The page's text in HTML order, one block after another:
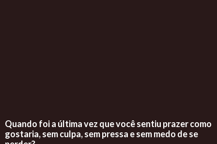
Quando foi a última vez que você sentiu prazer como
gostaria, sem culpa, sem pressa e sem medo de se